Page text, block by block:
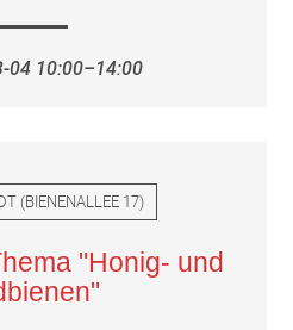
04 10:00–14:00
(BIENENALLEE 17)
"Honig- und